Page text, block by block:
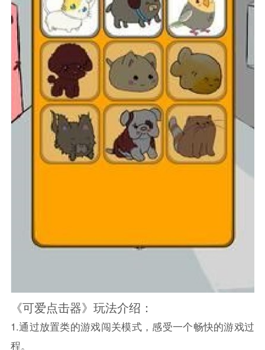
《可爱点击器》玩法介绍：
1.通过放置类的游戏闯关模式，感受一个畅快的游戏过
程。